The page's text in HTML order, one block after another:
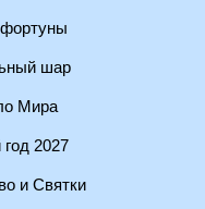
шар
Мира
2027
и Святки